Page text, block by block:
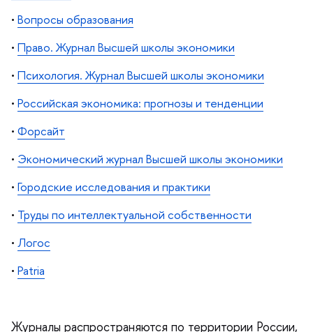
• опросы образования
• Право. Журнал Высшей школы экономики
• Психология. Журнал Высшей школы экономики
• Российская экономика: прогнозы и тенденции
• Форсайт
• Экономический журнал Высшей школы экономики
• Городские исследования и практики
• Труды по интеллектуальной собственности
• Логос
• Patria
Журналы распространяются по территории России,